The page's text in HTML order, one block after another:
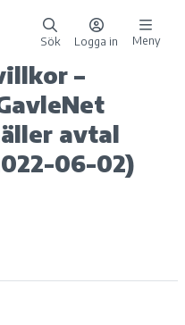
Sök Logga in Meny
–
avtal
06-02)